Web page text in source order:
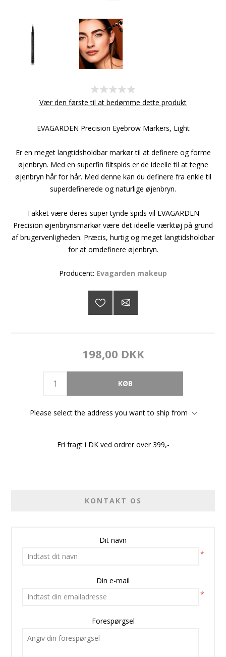
Vær den første til at bedømme dette produkt
EVAGARDEN Precision Eyebrow Markers, Light
Er en meget langtidsholdbar markør til at definere og forme
øjenbryn. Med en superfin filtspids er de ideelle til at tegne
øjenbryn hår for hår. Med denne kan du definere fra enkle til
superdefinerede og naturlige øjenbryn.
Takket være deres super tynde spids vil EVAGARDEN
Precision øjenbrynsmarkør være det ideelle værktøj på grund
af brugervenligheden. Præcis, hurtig og meget langtidsholdbar
for at omdefinere øjenbryn.
Producent: Evagarden makeup
198,00 DKK
Please select the address you want to ship from
Fri fragt i DK ved ordrer over 399,-
KONTAKT OS
Dit navn
*
Din e-mail
*
Forespørgsel